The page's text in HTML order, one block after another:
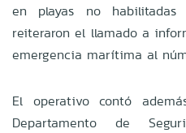
en playas no
reiteraron el llamado a
emergencia marítima al
El operativo contó
Departamento de